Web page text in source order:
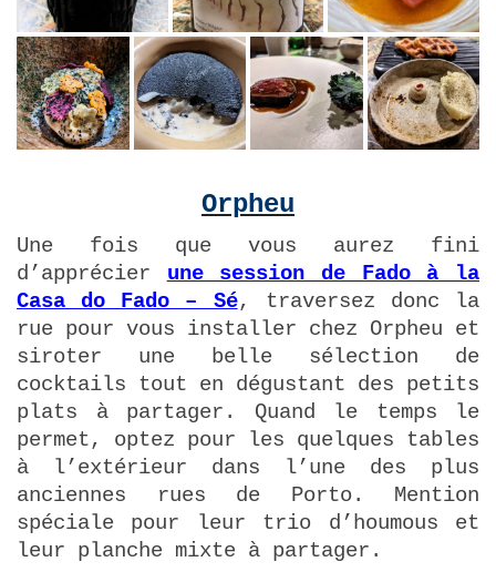
Orpheu
Une fois que vous aurez fini
d’apprécier une session de Fado à la
Casa do Fado – Sé, traversez donc la
rue pour vous installer chez Orpheu et
siroter une belle sélection de
cocktails tout en dégustant des petits
plats à partager. Quand le temps le
permet, optez pour les quelques tables
à l’extérieur dans l’une des plus
anciennes rues de Porto. Mention
spéciale pour leur trio d’houmous et
leur planche mixte à partager.